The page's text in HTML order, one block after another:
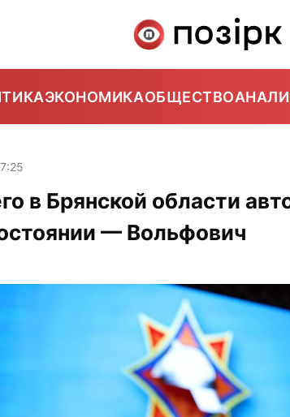
ЭКОНОМИКАОБЩЕСТВО
в Брянской области
— Вольфович